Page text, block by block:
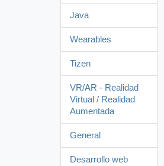
Java
Wearables
Tizen
VR/AR - Realidad
Virtual / Realidad
Aumentada
General
Desarrollo web